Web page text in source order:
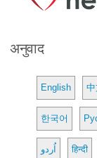
अनुवाद
English
한국어
اُردو हिन्दी